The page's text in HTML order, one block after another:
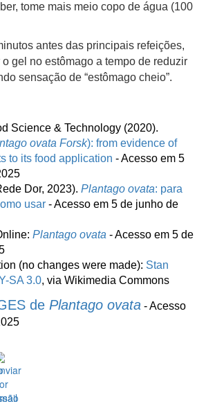
tome mais meio copo de água (100
antes das principais refeições,
gel no estômago a tempo de reduzir
sensação de “estômago cheio”.
Science & Technology (2020).
ovata Forsk): from evidence of
to its food application - Acesso em 5
Dor, 2023). Plantago ovata: para
usar - Acesso em 5 de junho de
Plantago ovata - Acesso em 5 de
(no changes were made): Stan
SA 3.0, via Wikimedia Commons
de Plantago ovata - Acesso